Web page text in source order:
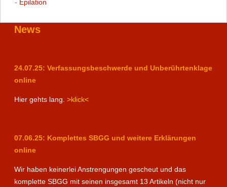
- Epilation
News
24.07.25: Verfassungsbeschwerde und Unberührtenklage
online
Hier gehts lang. >klick<
07.06.25: Komplettes SBGG und weitere Erklärungen
online
Wir haben keinerlei Anstrengungen gescheut und das
komplette SBGG mit seinen insgesamt 13 Artikeln (nicht nur